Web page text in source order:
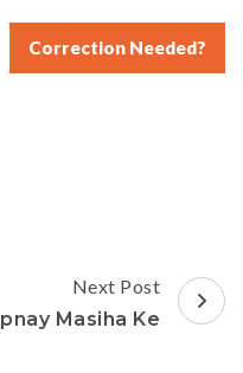
Correction Needed?
Next Post
Masiha Ke